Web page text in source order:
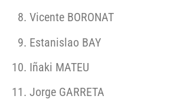
Vicente BORONAT
Estanislao BAY
Iñaki MATEU
Jorge GARRETA